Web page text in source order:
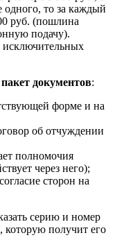
одного, то за каждый
руб. (пошлина
подачу).
исключительных
документов:
форме и на
об отчуждении
полномочия
через него);
сторон на
серию и номер
которую получит его